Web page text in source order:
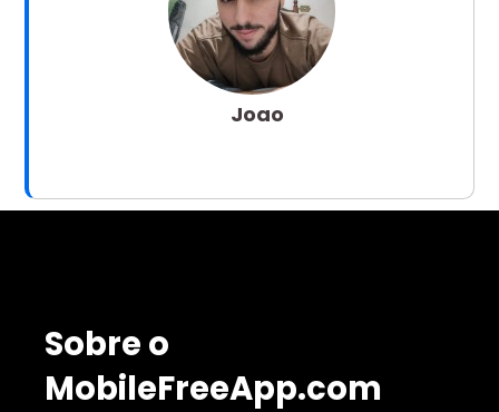
Joao
Sobre o
MobileFreeApp.com